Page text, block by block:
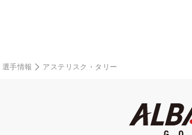
選手情報 アステリスク・タリー